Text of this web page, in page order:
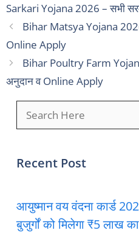
Sarkari Yojana 2026 – सभी
Bihar Matsya Yojana
Online Apply
Bihar Poultry Farm
अनुदान व Online Apply
Recent Post
आयुष्मान वय वंदना कार्ड
बुजुर्गों को मिलेगा ₹5 लाख